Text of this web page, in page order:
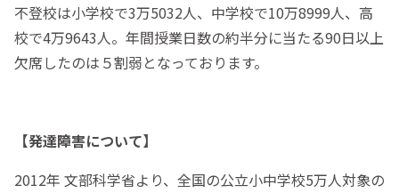
不登校は小学校で3万5032人、中学校で10万8999人、高
校で4万9643人。年間授業日数の約半分に当たる90日以上
欠席したのは５割弱となっております。
【発達障害について】
2012年 文部科学省より、全国の公立小中学校5万人対象の